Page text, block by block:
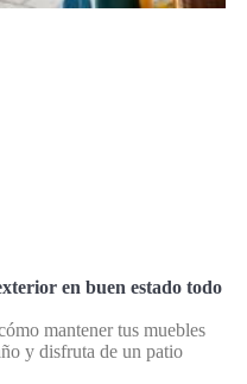
en buen estado todo
mantener tus muebles
y disfruta de un patio